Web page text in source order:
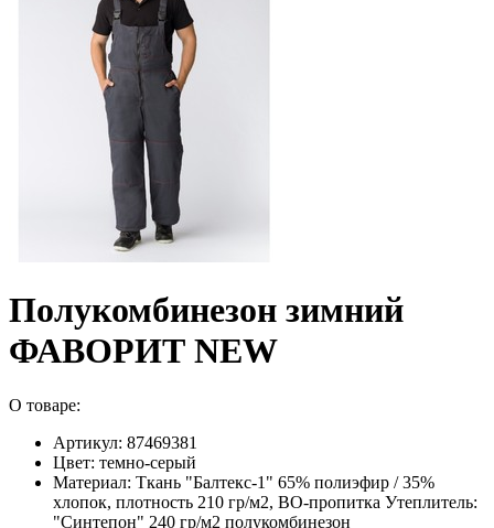
Полукомбинезон зимний
ФАВОРИТ NEW
О товаре:
Артикул: 87469381
Цвет: темно-серый
Материал: Ткань "Балтекс-1" 65% полиэфир / 35%
хлопок, плотность 210 гр/м2, ВО-пропитка Утеплитель:
"Синтепон" 240 гр/м2 полукомбинезон